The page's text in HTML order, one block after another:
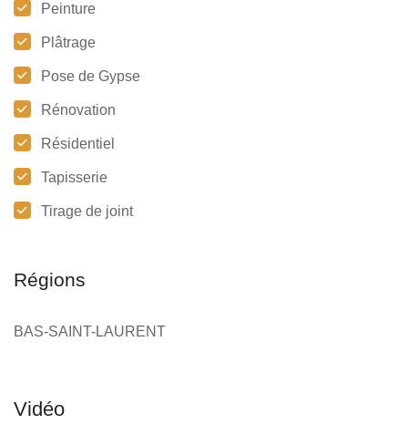
Peinture
Plâtrage
Pose de Gypse
Rénovation
Résidentiel
Tapisserie
Tirage de joint
Régions
BAS-SAINT-LAURENT